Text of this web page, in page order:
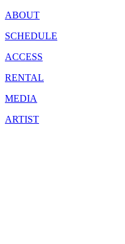
ABOUT
SCHEDULE
ACCESS
RENTAL
MEDIA
ARTIST